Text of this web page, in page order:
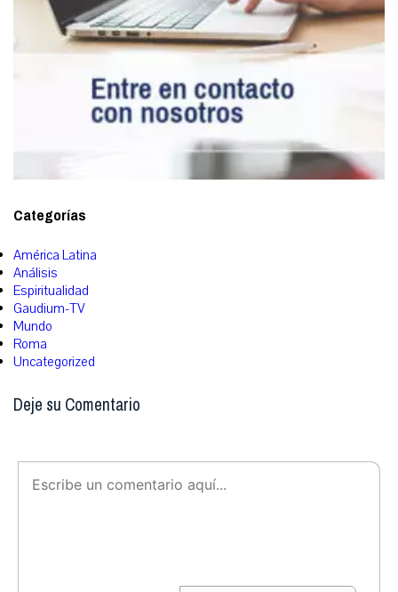
Categorías
América Latina
Análisis
Espiritualidad
Gaudium-TV
Mundo
Roma
Uncategorized
Deje su Comentario